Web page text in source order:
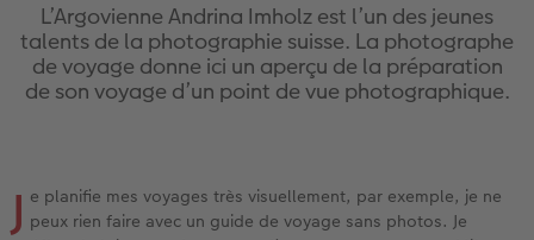
Couvertures
Qualités de papier
Double page panoramique
Tirage photo encadré
Boîte photo souvenirs
Tirage photo mini
Poster Premium
Poster avec design
Porte-poster en bois
Naissance
Anniversaire
Invitations
Magnets photo
Tasses & Mugs
Décoration
Coques Xiaomi
Coques Huawei
Frame Case
Calendriers de bureau
Calendriers agendas
Agendas de poche
Photos immédiates avec cadre
Photos immédiates avec texte
Marque page
pour les amoureux
pour enfants
pour les amoureux des animaux
Idées de cadeaux
Décoration murale
Conseils photo
L’Argovienne Andrina Imholz est l’un des jeunes
talents de la photographie suisse. La photographe
de voyage donne ici un aperçu de la préparation
de son voyage d’un point de vue photographique.
J e planifie mes voyages très visuellement, par exemple, je ne
peux rien faire avec un guide de voyage sans photos. Je